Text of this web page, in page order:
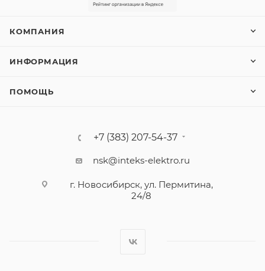
КОМПАНИЯ
ИНФОРМАЦИЯ
ПОМОЩЬ
+7 (383) 207-54-37
nsk@inteks-elektro.ru
г. Новосибирск, ул. Пермитина,
24/8